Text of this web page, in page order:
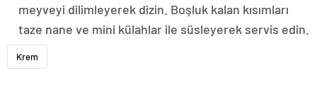
meyveyi dilimleyerek dizin. Boşluk kalan kısımları
taze nane ve mini külahlar ile süsleyerek servis edin.
Krem